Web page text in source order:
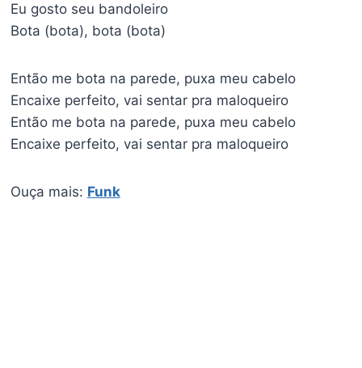
Eu gosto seu bandoleiro
Bota (bota), bota (bota)
Então me bota na parede, puxa meu cabelo
Encaixe perfeito, vai sentar pra maloqueiro
Então me bota na parede, puxa meu cabelo
Encaixe perfeito, vai sentar pra maloqueiro
Ouça mais: Funk